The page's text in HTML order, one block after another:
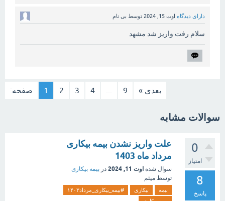
دارای دیدگاه اوت 15, 2024 توسط بی نام
سلام رفت واریز شد مشهد
صفحه: 1 2 3 4 9 بعدی »
سوالات مشابه
0
امتیاز
8
پاسخ
علت واریز نشدن بیمه بیکاری
مرداد ماه 1403
سوال شده اوت 11, 2024 در بیمه بیکاری
توسط میثم
بیمه بیکاری
#بیمه_بیکاری_مرداد۱۴۰۳